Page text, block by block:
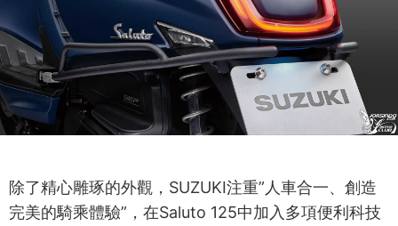
除了精心雕琢的外觀，SUZUKI注重”人車合一、創造
完美的騎乘體驗”，在Saluto 125中加入多項便利科技